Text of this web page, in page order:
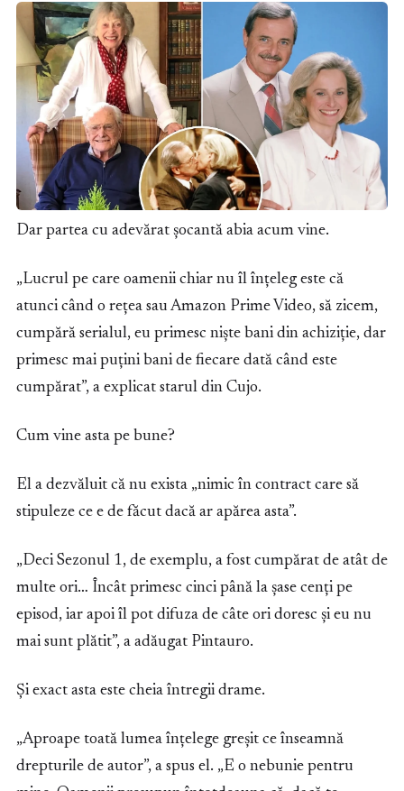
Dar partea cu adevărat șocantă abia acum vine.
„Lucrul pe care oamenii chiar nu îl înțeleg este că
atunci când o rețea sau Amazon Prime Video, să zicem,
cumpără serialul, eu primesc niște bani din achiziție, dar
primesc mai puțini bani de fiecare dată când este
cumpărat”, a explicat starul din Cujo.
Cum vine asta pe bune?
El a dezvăluit că nu exista „nimic în contract care să
stipuleze ce e de făcut dacă ar apărea asta”.
„Deci Sezonul 1, de exemplu, a fost cumpărat de atât de
multe ori… Încât primesc cinci până la șase cenți pe
episod, iar apoi îl pot difuza de câte ori doresc și eu nu
mai sunt plătit”, a adăugat Pintauro.
Și exact asta este cheia întregii drame.
„Aproape toată lumea înțelege greșit ce înseamnă
drepturile de autor”, a spus el. „E o nebunie pentru